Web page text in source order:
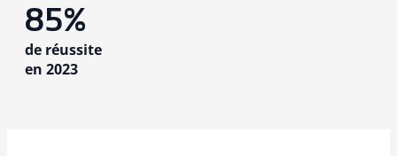
85%
de réussite
en 2023